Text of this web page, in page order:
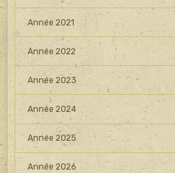
Année 2021
Année 2022
Année 2023
Année 2024
Année 2025
Année 2026